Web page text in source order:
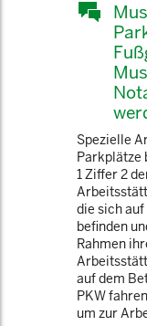
Spezielle
Parkplätze
1 Ziffer 2
die sich
befinden
Rahmen
auf dem
PKW
um zur